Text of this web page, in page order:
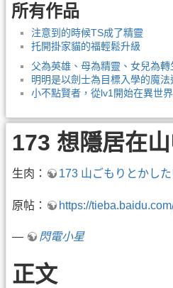
所有作品
注意到的時候TS成了精靈
托開掛家貓的福輕鬆升級
父為英雄、母為精靈、女兒為轉
明明是以劍士為目標入學的魔
小不點賢者，從lv1開始在異世
173 想隱居在
生肉： 173 山ごもりとかし
原帖： https://
— 閃電小星
正文